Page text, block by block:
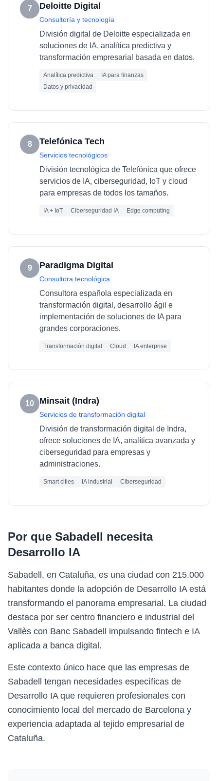
7 Deloitte Digital
Consultoría y tecnología
División digital de Deloitte especializada en
soluciones de IA, analítica predictiva y
transformación empresarial basada en datos.
Analítica predictiva
IA para finanzas
Datos y privacidad
8 Telefónica Tech
Servicios tecnológicos
División tecnológica de Telefónica que ofrece
servicios de IA, ciberseguridad, IoT y cloud
para empresas de todos los tamaños.
IA + IoT Ciberseguridad IA Edge computing
9 Paradigma Digital
Consultora tecnológica
Consultora española especializada en
transformación digital, desarrollo ágil e
implementación de soluciones de IA para
grandes corporaciones.
Transformación digital Cloud IA enterprise
10 Minsait (Indra)
Servicios de transformación digital
División de transformación digital de Indra,
ofrece soluciones de IA, analítica avanzada y
ciberseguridad para empresas y
administraciones.
Smart cities IA industrial Ciberseguridad
Por que Sabadell necesita
Desarrollo IA
Sabadell, en Cataluña, es una ciudad con 215.000
habitantes donde la adopción de Desarrollo IA está
transformando el panorama empresarial. La ciudad
destaca por ser centro financiero e industrial del
Vallès con Banc Sabadell impulsando fintech e IA
aplicada a banca digital.
Este contexto único hace que las empresas de
Sabadell tengan necesidades específicas de
Desarrollo IA que requieren profesionales con
conocimiento local del mercado de Barcelona y
experiencia adaptada al tejido empresarial de
Cataluña.